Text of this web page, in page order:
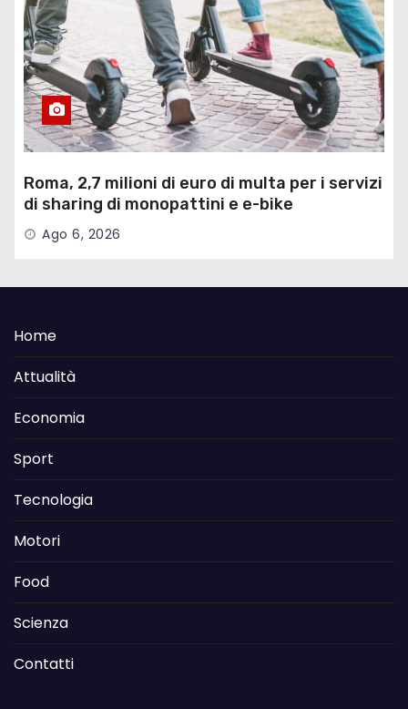
Roma, 2,7 milioni di euro di multa per i servizi
di sharing di monopattini e e-bike
Ago 6, 2026
Home
Attualità
Economia
Sport
Tecnologia
Motori
Food
Scienza
Contatti